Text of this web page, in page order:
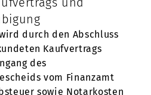
durch den Abschluss
Kaufvertrags
des
vom Finanzamt
sowie Notarkosten